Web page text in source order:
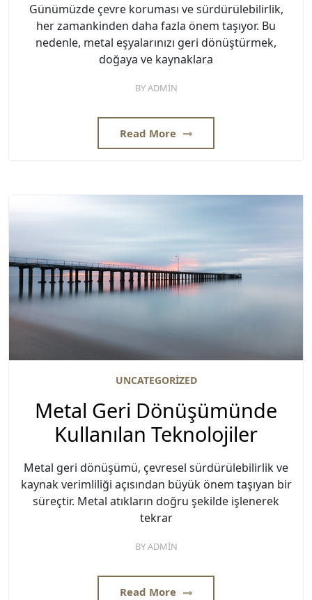
Günümüzde çevre koruması ve sürdürülebilirlik,
her zamankinden daha fazla önem taşıyor. Bu
nedenle, metal eşyalarınızı geri dönüştürmek,
doğaya ve kaynaklara
BYADMIN
Read More
UNCATEGORIZED
Metal Geri Dönüşümünde
Kullanılan Teknolojiler
Metal geri dönüşümü, çevresel sürdürülebilirlik ve
kaynak verimliliği açısından büyük önem taşıyan bir
süreçtir. Metal atıkların doğru şekilde işlenerek
tekrar
BYADMIN
Read More